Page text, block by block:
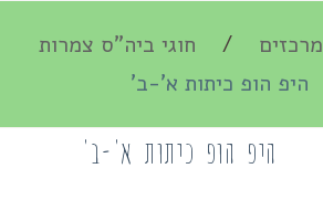
מרכזים
חוגי ביה"ס צמרות
היפ הופ כיתות א'-ב'
היפ הופ כיתות א'-ב'